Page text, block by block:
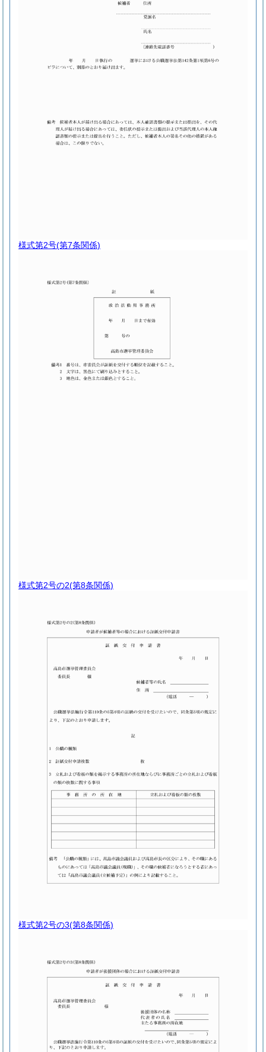
様式第2号(第7条関係)
様式第2号の2(第8条関係)
様式第2号の3(第8条関係)